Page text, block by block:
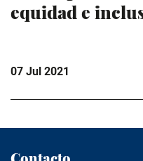
equidad e
07 Jul 2021